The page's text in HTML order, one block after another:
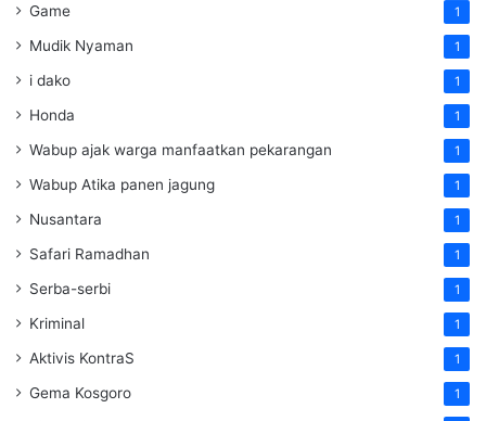
Game 1
Mudik Nyaman 1
i dako 1
Honda 1
Wabup ajak warga manfaatkan pekarangan 1
Wabup Atika panen jagung 1
Nusantara 1
Safari Ramadhan 1
Serba-serbi 1
Kriminal 1
Aktivis KontraS 1
Gema Kosgoro 1